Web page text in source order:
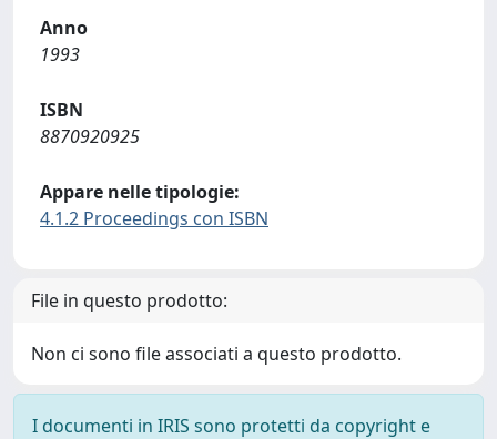
Anno
1993
ISBN
8870920925
Appare nelle tipologie:
4.1.2 Proceedings con ISBN
File in questo prodotto:
Non ci sono file associati a questo prodotto.
I documenti in IRIS sono protetti da copyright e